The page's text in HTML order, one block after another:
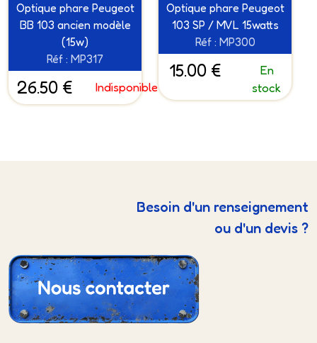
Optique phare Peugeot
BB 103 ancien modèle
(15w)
Réf : MP317
26.50 € Indisponible
Optique phare Peugeot
103 SP / MVL 15watts
Réf : MP300
15.00 €
En
stock
Besoin d'un renseignement
ou d'un devis ?